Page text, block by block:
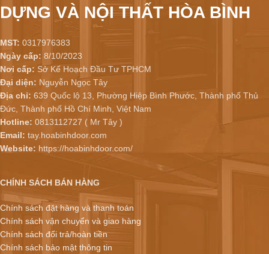
DỰNG VÀ NỘI THẤT HÒA BÌNH
MST: 0317976383
Ngày cấp: 8/10/2023
Nơi cấp: Sở Kế Hoạch Đầu Tư TPHCM
Đại diện: Nguyễn Ngọc Tây
Địa chỉ: 639 Quốc lộ 13, Phường Hiệp Bình Phước, Thành phố Thủ
Đức, Thành phố Hồ Chí Minh, Việt Nam
Hotline: 0813112727 ( Mr Tây )
Email: tay.hoabinhdoor.com
Website: https://hoabinhdoor.com/
CHÍNH SÁCH BÁN HÀNG
Chính sách đặt hàng và thanh toán
Chính sách vận chuyển và giao hàng
Chính sách đổi trả/hoàn tiền
Chính sách bảo mật thông tin